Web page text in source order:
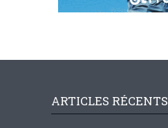
ARTICLES RÉCENTS